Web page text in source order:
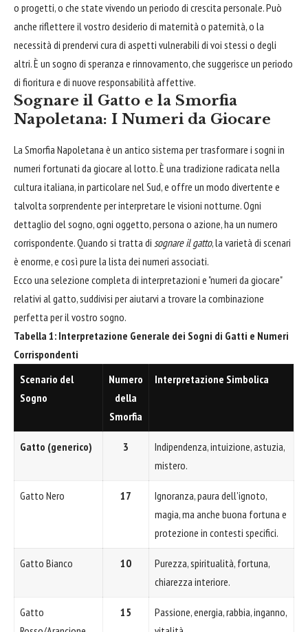
o progetti, o che state vivendo un periodo di crescita personale. Può
anche riflettere il vostro desiderio di maternità o paternità, o la
necessità di prendervi cura di aspetti vulnerabili di voi stessi o degli
altri. È un sogno di speranza e rinnovamento, che suggerisce un periodo
di fioritura e di nuove responsabilità affettive.
Sognare il Gatto e la Smorfia
Napoletana: I Numeri da Giocare
La Smorfia Napoletana è un antico sistema per trasformare i sogni in
numeri fortunati da giocare al lotto. È una tradizione radicata nella
cultura italiana, in particolare nel Sud, e offre un modo divertente e
talvolta sorprendente per interpretare le visioni notturne. Ogni
dettaglio del sogno, ogni oggetto, persona o azione, ha un numero
corrispondente. Quando si tratta di sognare il gatto, la varietà di scenari
è enorme, e così pure la lista dei numeri associati.
Ecco una selezione completa di interpretazioni e "numeri da giocare"
relativi al gatto, suddivisi per aiutarvi a trovare la combinazione
perfetta per il vostro sogno.
Tabella 1: Interpretazione Generale dei Sogni di Gatti e Numeri
Corrispondenti
Scenario del
Sogno
Numero
della
Smorfia
Interpretazione Simbolica
Gatto (generico) 3
Indipendenza, intuizione, astuzia,
mistero.
Gatto Nero 17
Ignoranza, paura dell'ignoto,
magia, ma anche buona fortuna e
protezione in contesti specifici.
Gatto Bianco 10
Purezza, spiritualità, fortuna,
chiarezza interiore.
Gatto
15
Passione, energia, rabbia, inganno,